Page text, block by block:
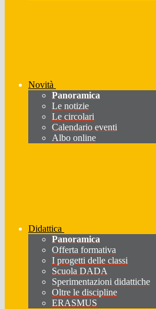
Novità
Panoramica
Le notizie
Le circolari
Calendario eventi
Albo online
Didattica
Panoramica
Offerta formativa
I progetti delle classi
Scuola DADA
Sperimentazioni didattiche
Oltre le discipline
ERASMUS